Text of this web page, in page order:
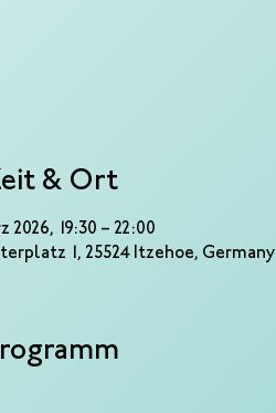
& Ort
2026, 19:30 – 22:00
1, 25524 Itzehoe, Germany